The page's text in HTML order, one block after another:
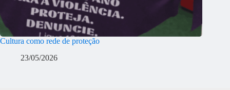
Cultura como rede de proteção
23/05/2026